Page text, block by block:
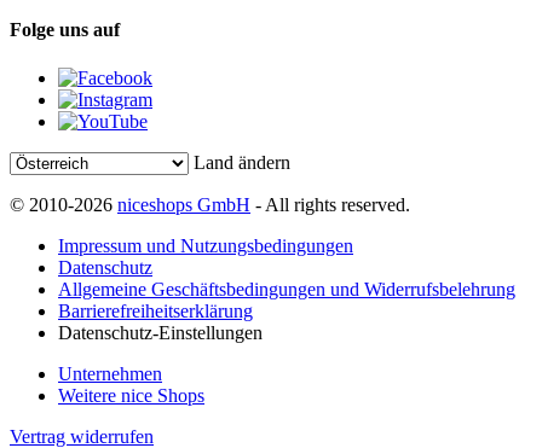
Folge uns auf
Land ändern
© 2010-2026 niceshops GmbH - All rights reserved.
Impressum und Nutzungsbedingungen
Datenschutz
Allgemeine Geschäftsbedingungen und Widerrufsbelehrung
Barrierefreiheitserklärung
Datenschutz-Einstellungen
Unternehmen
Weitere nice Shops
Vertrag widerrufen